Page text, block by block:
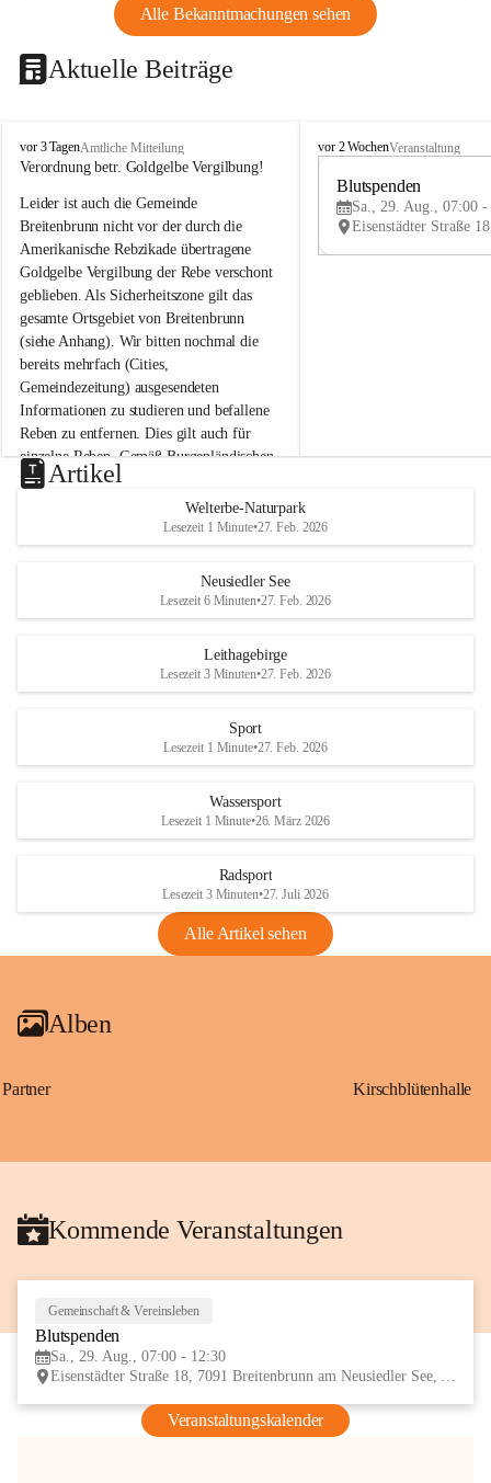
Alle Bekanntmachungen sehen
Aktuelle Beiträge
B
r
i
t
e
n
b
r
u
n
n
a
m
N
e
u
s
d
S
vor 3 TagenAmtliche Mitteilung
Verordnung betr. Goldgelbe Vergilbung!
Leider ist auch die Gemeinde
Breitenbrunn nicht vor der durch die
Amerikanische Rebzikade übertragene
Goldgelbe Vergilbung der Rebe verschont
geblieben. Als Sicherheitszone gilt das
gesamte Ortsgebiet von Breitenbrunn
(siehe Anhang). Wir bitten nochmal die
bereits mehrfach (Cities,
Gemeindezeitung) ausgesendeten
Informationen zu studieren und befallene
Reben zu entfernen. Dies gilt auch für
einzelne Reben. Gemäß Burgenländischen
Weinbaugesetz sind nicht gepflegte oder
unzulässige Weingärten zu roden! Bitte
helfen wir zusammen um unsere Winzer
vor den prognostizierten Ernteausfällen
und den daraus folgenden wirtschaftlichen
Maßnahmen zur Bekämpfung
Rebe und der Amerikanischen
Anhang VBl. EU Nr. 18
1 Seite•1,4 MB
VBl. EU Nr. 18_2026
B
e
u
e
d
r
S
vor 2 WochenVeranstaltung
Blutspenden
Sa., 29. Aug., 07:00 -
Artikel
Welterbe-Naturpark
Lesezeit 1 Minute•27. Feb. 2026
Neusiedler See
Lesezeit 6 Minuten•27. Feb. 2026
Leithagebirge
Lesezeit 3 Minuten•27. Feb. 2026
Sport
Lesezeit 1 Minute•27. Feb. 2026
Wassersport
Lesezeit 1 Minute•26. März 2026
Radsport
Lesezeit 3 Minuten•27. Juli 2026
Alle Artikel sehen
Alben
Partner Kirschblütenhalle
Kommende Veranstaltungen
Gemeinschaft & Vereinsleben
Blutspenden
Sa., 29. Aug., 07:00 - 12:30
Eisenstädter Straße 18, 7091 Breitenbrunn am Neusiedler See, AUT
Veranstaltungskalender